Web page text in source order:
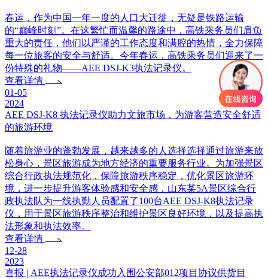
春运，作为中国一年一度的人口大迁徙，无疑是铁路运输
的“巅峰时刻”。在这繁忙而温馨的路途中，高铁乘务员们肩负
重大的责任，他们以严谨的工作态度和满腔的热情，全力保障
每一位旅客的安全与舒适。今年春运，高铁乘务员们迎来了一
份特殊的礼物——AEE DSJ-K3执法记录仪。
查看详情
01-05
2024
AEE DSJ-K8 执法记录仪助力文旅市场，为游客营造安全舒适
的旅游环境
随着旅游业的蓬勃发展，越来越多的人选择选择通过旅游来放
松身心，景区旅游成为地方经济的重要服务行业。为加强景区
综合行政执法规范化，保障旅游秩序稳定，优化景区旅游环
境，进一步提升游客体验感和安全感，山东某5A景区综合行
政执法队为一线执勤人员配置了100台AEE DSJ-K8执法记录
仪，用于景区旅游秩序整治和维护景区良好环境，以及提高执
法形象和执法效率。
查看详情
12-28
2023
喜报 | AEE执法记录仪成功入围公安部012项目协议供货目